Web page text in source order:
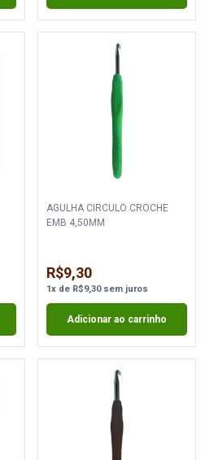
AGULHA CIRCULO CROCHE
EMB 4,50MM
R$9,30
1xde R$9,30sem juros
Adicionar ao carrinho